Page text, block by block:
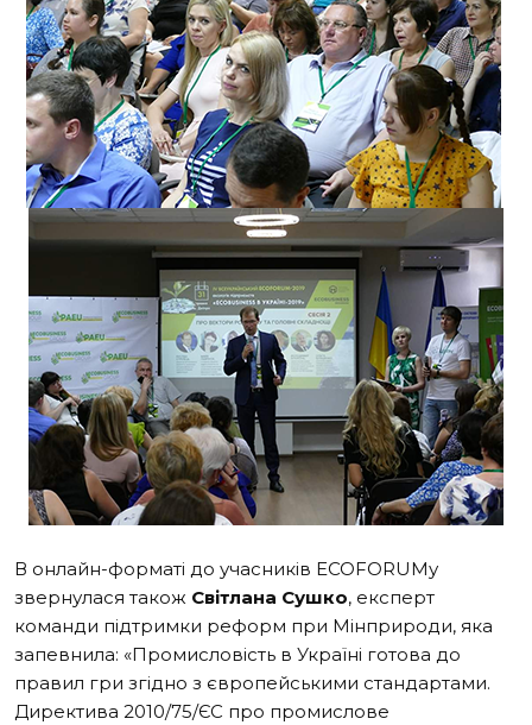
В онлайн-форматі до учасників ECOFORUMу
звернулася також Світлана Сушко, експерт
команди підтримки реформ при Мінприроди, яка
запевнила: «Промисловість в Україні готова до
правил гри згідно з європейськими стандартами.
Директива 2010/75/ЄС про промислове